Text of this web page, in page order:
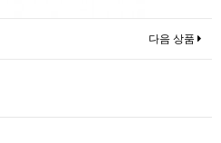
다음 상품